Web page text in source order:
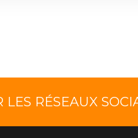
RÉSEAUX